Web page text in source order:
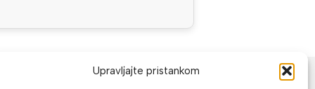
Upravljajte pristankom
NAČINI PLAĆANJA